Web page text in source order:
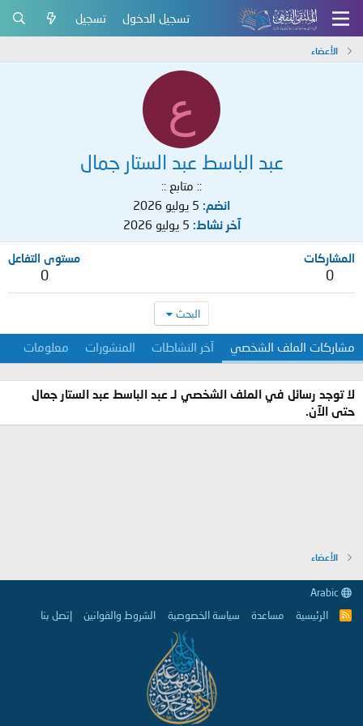
تسجيل الدخول تسجيل
الأعضاء
ع
عبد الباسط عبد الستار جمال
:: متابع ::
انضم 5 يوليو 2026
آخر نشاط 5 يوليو 2026
المشاركات
0
مستوى التفاعل
0
البحث
مشاركات الملف الشخصي آخر النشاطات المنشورات معلومات
لا توجد رسائل في الملف الشخصي لـ عبد الباسط عبد الستار جمال
حتى الآن.
الأعضاء
R
الرئيسية مساعدة سياسة الخصوصية الشروط والقوانين إتصل بنا